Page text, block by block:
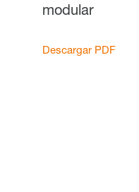
modular
Descargar PDF